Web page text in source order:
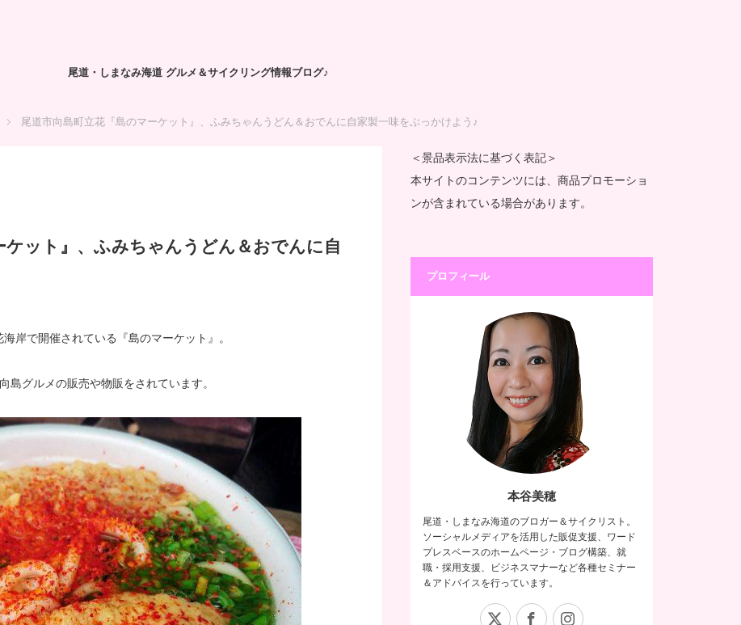
尾道・しまなみ海道 グルメ＆サイクリング情報ブログ♪
尾道市向島町立花『島のマーケット』、ふみちゃんうどん＆おでんに自家製一味をぶっかけよう♪
ケット』、ふみちゃんうどん＆おでんに自
岸で開催されている『島のマーケット』。
島グルメの販売や物販をされています。
＜景品表示法に基づく表記＞
本サイトのコンテンツには、商品プロモーショ
ンが含まれている場合があります。
プロフィール
本谷美穂
尾道・しまなみ海道のブロガー＆サイクリスト。
ソーシャルメディアを活用した販促支援、ワード
プレスベースのホームページ・ブログ構築、就
職・採用支援、ビジネスマナーなど各種セミナー
＆アドバイスを行っています。
Facebook